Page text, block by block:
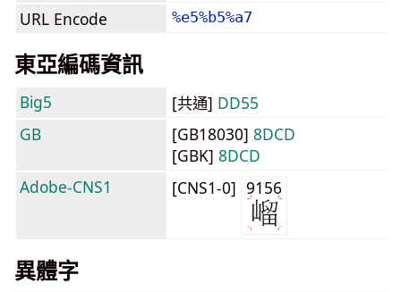
URL Encode %e5%b5%a7
東亞編碼資訊
Big5 [共通] DD55
GB
[GB18030] 8DCD
[GBK] 8DCD
Adobe-CNS1
[CNS1-0] 9156
異體字